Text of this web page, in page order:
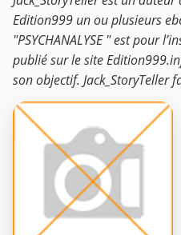
Edition999 un ou plusieurs
"PSYCHANALYSE " est pour
publié sur le site
son objectif. Jack_StoryTeller